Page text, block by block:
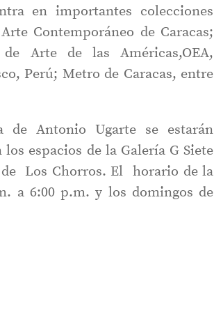
en importantes colecciones
Contemporáneo de Caracas;
Arte de las Américas,OEA,
Perú; Metro de Caracas, entre
de Antonio Ugarte se estarán
espacios de la Galería G Siete
de Los Chorros. El horario de la
a 6:00 p.m. y los domingos de